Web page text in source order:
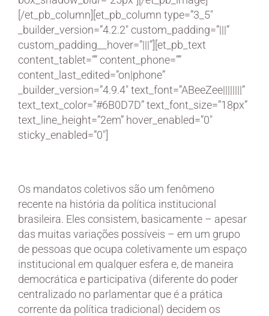
[/et_pb_column][et_pb_column type=”3_5″
_builder_version=”4.2.2″ custom_padding=”|||”
custom_padding__hover=”|||”][et_pb_text
content_tablet=”” content_phone=””
content_last_edited=”on|phone”
_builder_version=”4.9.4″ text_font=”ABeeZee||||||||”
text_text_color=”#6B0D7D” text_font_size=”18px”
text_line_height=”2em” hover_enabled=”0″
sticky_enabled=”0″]
Os mandatos coletivos são um fenômeno
recente na história da política institucional
brasileira. Eles consistem, basicamente – apesar
das muitas variações possíveis – em um grupo
de pessoas que ocupa coletivamente um espaço
institucional em qualquer esfera e, de maneira
democrática e participativa (diferente do poder
centralizado no parlamentar que é a prática
corrente da política tradicional) decidem os